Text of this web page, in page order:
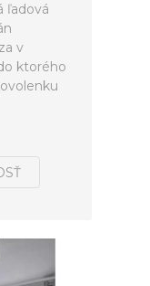
ľadová
v
ktorého